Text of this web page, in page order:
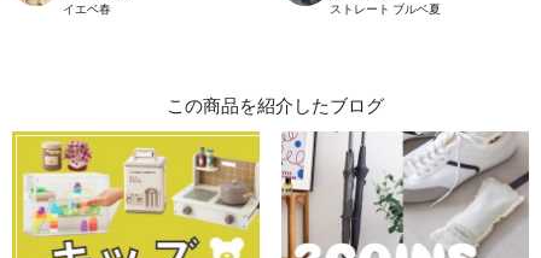
イエベ春
ストレート ブルベ夏
この商品を紹介したブログ